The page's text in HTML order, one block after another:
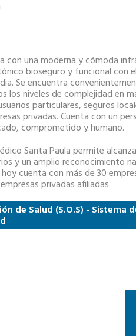
con una moderna y cómoda
bioseguro y funcional con
Se encuentra
los niveles de complejidad en
particulares, seguros
privadas. Cuenta con un
comprometido y humano.
Santa Paula permite
y un amplio reconocimiento
cuenta con más de 30
privadas afiliadas.
de Salud (S.O.S) - Sistema